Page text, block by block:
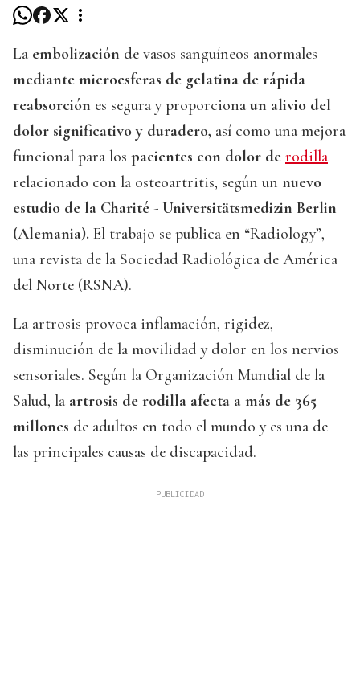
La embolización de vasos sanguíneos anormales
mediante microesferas de gelatina de rápida
reabsorción es segura y proporciona un alivio del
dolor significativo y duradero, así como una mejora
funcional para los pacientes con dolor de rodilla
relacionado con la osteoartritis, según un nuevo
estudio de la Charité - Universitätsmedizin Berlin
(Alemania). El trabajo se publica en “Radiology”,
una revista de la Sociedad Radiológica de América
del Norte (RSNA).
La artrosis provoca inflamación, rigidez,
disminución de la movilidad y dolor en los nervios
sensoriales. Según la Organización Mundial de la
Salud, la artrosis de rodilla afecta a más de 365
millones de adultos en todo el mundo y es una de
las principales causas de discapacidad.